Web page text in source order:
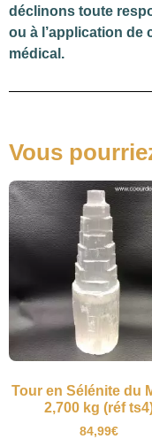
déclinons toute
ou à l’application
médical.
Vous
Tour en Sélénite du
2,700 kg (réf
84,99€